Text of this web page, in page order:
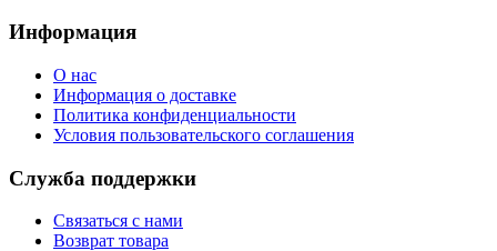
Информация
О нас
Информация о доставке
Политика конфиденциальности
Условия пользовательского соглашения
Служба поддержки
Связаться с нами
Возврат товара